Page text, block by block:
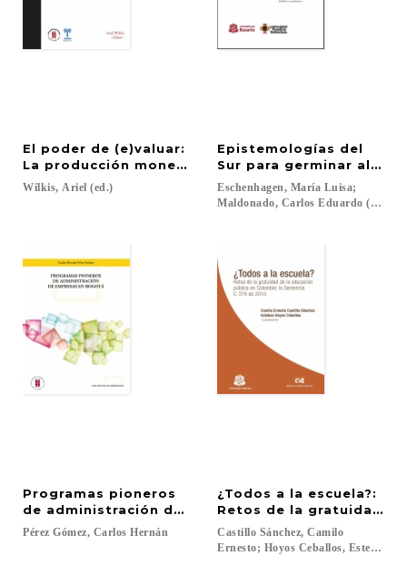
El poder de (e)valuar:
La producción monetaria de jerarquías sociales,
Wilkis, Ariel (ed.)
Epistemologías del
Sur para germinar
Eschenhagen, María Luisa;
Maldonado, Carlos Eduardo (eds.)...
Programas pioneros
de administración de empresas en Bogotá: Una
Pérez Gómez, Carlos Hernán
¿Todos a la escuela?:
Retos de la gratuidad
Castillo Sánchez, Camilo
Ernesto; Hoyos Ceballos, Esteban